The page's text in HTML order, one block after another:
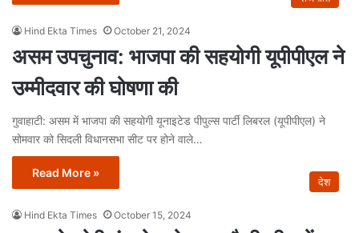
Hind Ekta Times October 21, 2024
असम उपचुनाव: भाजपा की सहयोगी यूपीपीएल ने
उम्मीदवार की घोषणा की
गुवाहाटी: असम में भाजपा की सहयोगी यूनाइटेड पीपुल्स पार्टी लिबरल (यूपीपीएल) ने
सोमवार को सिदली विधानसभा सीट पर होने वाले…
Read More »
देश
Hind Ekta Times October 15, 2024